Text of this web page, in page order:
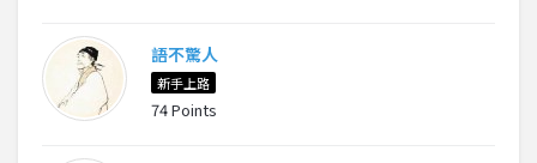
語不驚人
新手上路
74 Points